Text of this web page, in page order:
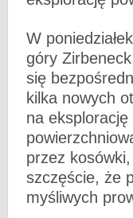
W
góry
się
kilka nowych
na
przez
szczęście, że
myśliwych